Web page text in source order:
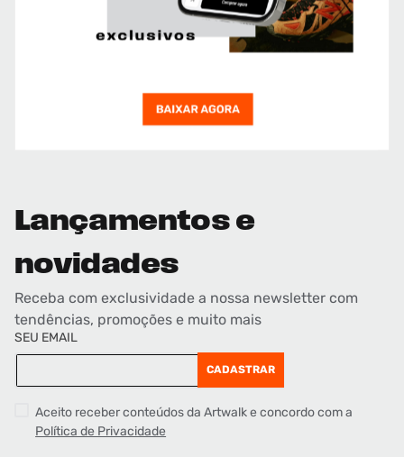
Lançamentos e
novidades
Receba com exclusividade a nossa newsletter com
tendências, promoções e muito mais
SEU EMAIL
CADASTRAR
Aceito receber conteúdos da Artwalk e concordo com a
Política de Privacidade